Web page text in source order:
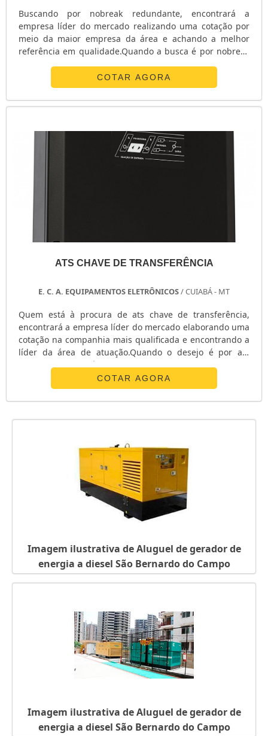
Buscando por nobreak redundante, encontrará a
empresa líder do mercado realizando uma cotação por
meio da maior empresa da área e achando a melhor
referência em qualidade.Quando a busca é por nobreak
Equipamentos Eletrônicos alcançará proteção com
soluções para sistemas críticos de energia.ALGUNS
DETALHES SOBRE O NOBREAK REDUNDANTEA E. C. A.
COTAR AGORA
ATS CHAVE DE TRANSFERÊNCIA
E. C. A. EQUIPAMENTOS ELETRÔNICOS/ CUIABÁ - MT
Quem está à procura de ats chave de transferência,
encontrará a empresa líder do mercado elaborando uma
cotação na companhia mais qualificada e encontrando a
líder da área de atuação.Quando o desejo é por ats
chave de transferência, com os profissionais da E. C. A.
Equipamentos Eletrônicos o cliente receberá
assertividade com pagamento acessível.UM POUCO MAIS
SOBRE ATS CHAVE DE TRANSFERÊNCIAA E. C. A.
COTAR AGORA
Imagem ilustrativa de Aluguel de gerador de
energia a diesel São Bernardo do Campo
Imagem ilustrativa de Aluguel de gerador de
energia a diesel São Bernardo do Campo